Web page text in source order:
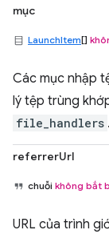
mục
LaunchItem[]
Các mục nhập
lý tệp trùng
file_handlers .
referrerUrl
chuỗi không bắt
URL của trình